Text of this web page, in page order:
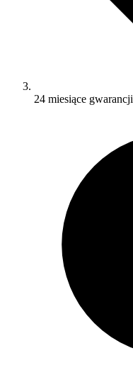
24 miesiące gwarancji